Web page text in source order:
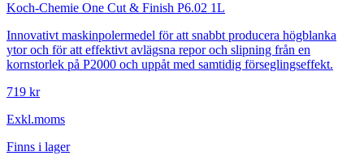
Koch-Chemie One Cut & Finish P6.02 1L
Innovativt maskinpolermedel för att snabbt producera högblanka
ytor och för att effektivt avlägsna repor och slipning från en
kornstorlek på P2000 och uppåt med samtidig förseglingseffekt.
719 kr
Exkl.moms
Finns i lager